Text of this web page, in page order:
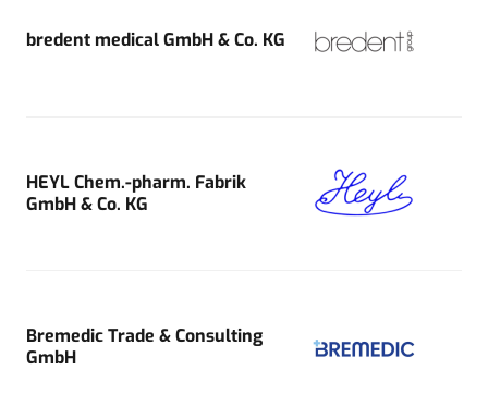
bredent medical GmbH & Co. KG
HEYL Chem.-pharm. Fabrik
GmbH & Co. KG
Bremedic Trade & Consulting
GmbH